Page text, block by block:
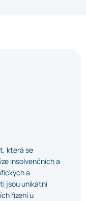
která se
insolvenčních a
a
jsou unikátní
řízení u